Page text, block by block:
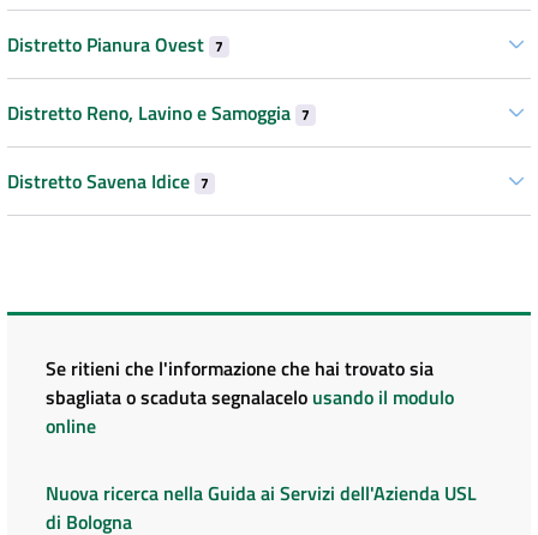
Distretto Pianura Ovest 7
Distretto Reno, Lavino e Samoggia 7
Distretto Savena Idice 7
Se ritieni che l'informazione che hai trovato sia
sbagliata o scaduta segnalacelo usando il modulo
online
Nuova ricerca nella Guida ai Servizi dell'Azienda USL
di Bologna